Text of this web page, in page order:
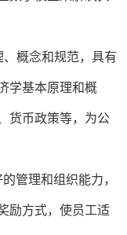
概念和规范， 具有
学基本原理和概
货币政策等，为公
管理和组织能力，
励方式，使员工适